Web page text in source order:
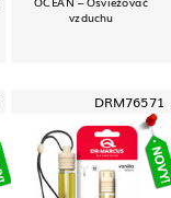
vzduchu
DRM76571